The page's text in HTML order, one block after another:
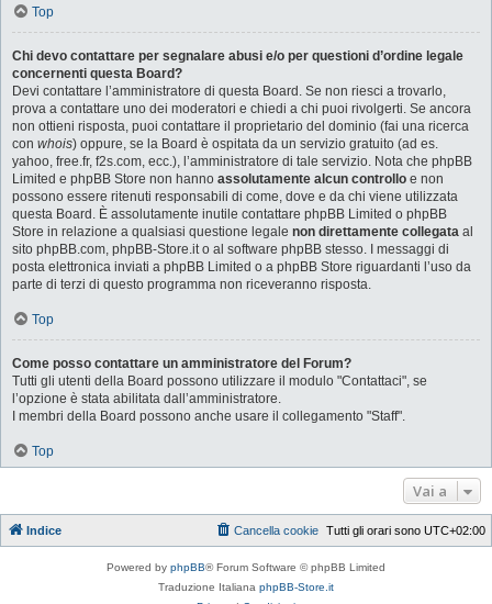
Top
Chi devo contattare per segnalare abusi e/o per questioni d’ordine legale
concernenti questa Board?
Devi contattare l’amministratore di questa Board. Se non riesci a trovarlo,
prova a contattare uno dei moderatori e chiedi a chi puoi rivolgerti. Se ancora
non ottieni risposta, puoi contattare il proprietario del dominio (fai una ricerca
con whois) oppure, se la Board è ospitata da un servizio gratuito (ad es.
yahoo, free.fr, f2s.com, ecc.), l’amministratore di tale servizio. Nota che phpBB
Limited e phpBB Store non hanno assolutamente alcun controllo e non
possono essere ritenuti responsabili di come, dove e da chi viene utilizzata
questa Board. È assolutamente inutile contattare phpBB Limited o phpBB
Store in relazione a qualsiasi questione legale non direttamente collegata al
sito phpBB.com, phpBB-Store.it o al software phpBB stesso. I messaggi di
posta elettronica inviati a phpBB Limited o a phpBB Store riguardanti l’uso da
parte di terzi di questo programma non riceveranno risposta.
Top
Come posso contattare un amministratore del Forum?
Tutti gli utenti della Board possono utilizzare il modulo "Contattaci", se
l’opzione è stata abilitata dall’amministratore.
I membri della Board possono anche usare il collegamento "Staff".
Top
Vai a
Indice Tutti gli orari sono UTC+02:00
Cancella cookie
Powered by phpBB® Forum Software © phpBB Limited
Traduzione Italiana phpBB-Store.it